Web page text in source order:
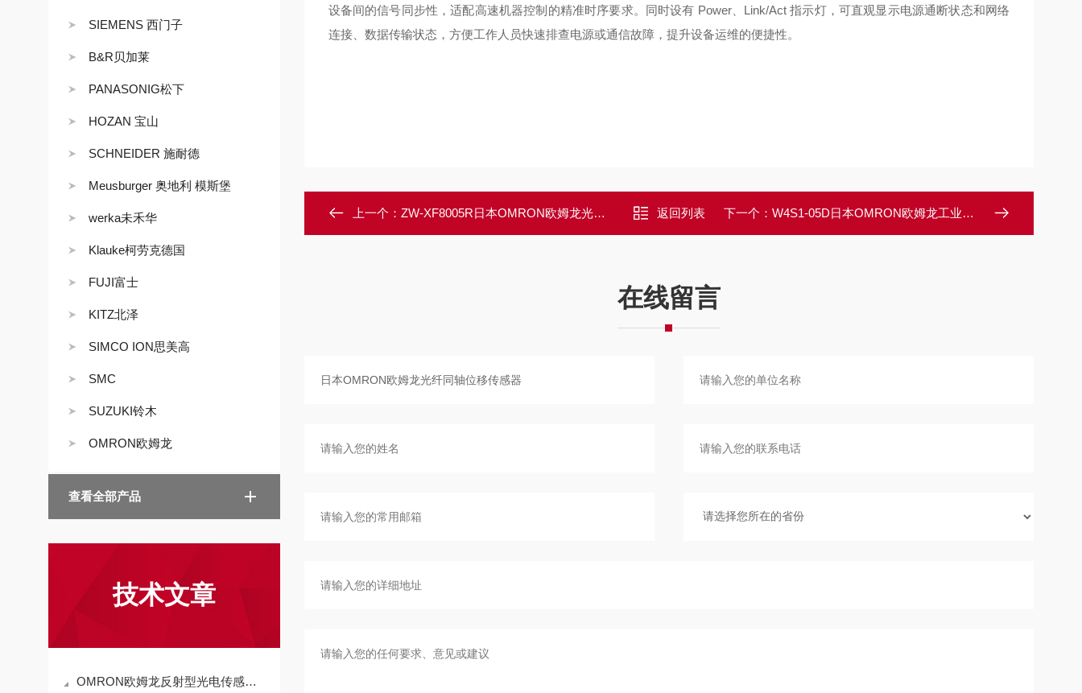
SIEMENS 西门子
B&R贝加莱
PANASONIG松下
HOZAN 宝山
SCHNEIDER 施耐德
Meusburger 奥地利 模斯堡
werka未禾华
Klauke柯劳克德国
FUJI富士
KITZ北泽
SIMCO ION思美高
SMC
SUZUKI铃木
OMRON欧姆龙
查看全部产品
技术文章
OMRON欧姆龙反射型光电传感器E3Z-R61K技术参数
设备间的信号同步性，适配高速机器控制的精准时序要求。同时设有 Power、Link/Act 指示灯，可直观显示电源通断状态和网络
连接、数据传输状态，方便工作人员快速排查电源或通信故障，提升设备运维的便捷性。
上一个： ZW-XF8005R日本OMRON欧姆龙光纤同轴位移传感器 返回列表 下一个： W4S1-05D日本OMRON欧姆龙工业交换式集线器
在线留言